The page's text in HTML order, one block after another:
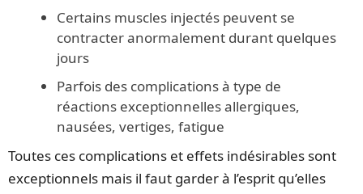
Certains muscles injectés peuvent se
contracter anormalement durant quelques
jours
Parfois des complications à type de
réactions exceptionnelles allergiques,
nausées, vertiges, fatigue
Toutes ces complications et effets indésirables sont
exceptionnels mais il faut garder à l’esprit qu’elles